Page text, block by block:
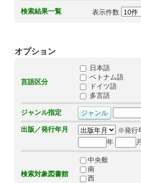
検索結果一覧 表示件数
オプション
言語区分
日本語
ベトナム語
ドイツ語
多言語
ジャンル指定
出版／発行年月
※発行
年
検索対象図書館
中央般
南
西